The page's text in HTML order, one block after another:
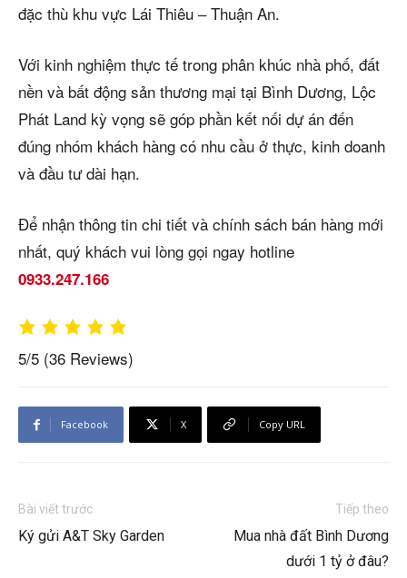
đặc thù khu vực Lái Thiêu – Thuận An.
Với kinh nghiệm thực tế trong phân khúc nhà phố, đất
nền và bất động sản thương mại tại Bình Dương, Lộc
Phát Land kỳ vọng sẽ góp phần kết nối dự án đến
đúng nhóm khách hàng có nhu cầu ở thực, kinh doanh
và đầu tư dài hạn.
Để nhận thông tin chi tiết và chính sách bán hàng mới
nhất, quý khách vui lòng gọi ngay hotline
0933.247.166
5/5 (36 Reviews)
Facebook X Copy URL
Bài viết trước
Ký gửi A&T Sky Garden
Tiếp theo
Mua nhà đất Bình Dương
dưới 1 tỷ ở đâu?